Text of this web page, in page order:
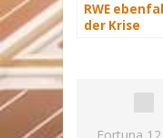
RWE
der Krise